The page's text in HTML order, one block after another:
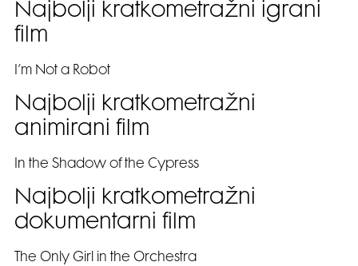
Najbolji kratkometražni igrani
film
I’m Not a Robot
Najbolji kratkometražni
animirani film
In the Shadow of the Cypress
Najbolji kratkometražni
dokumentarni film
The Only Girl in the Orchestra